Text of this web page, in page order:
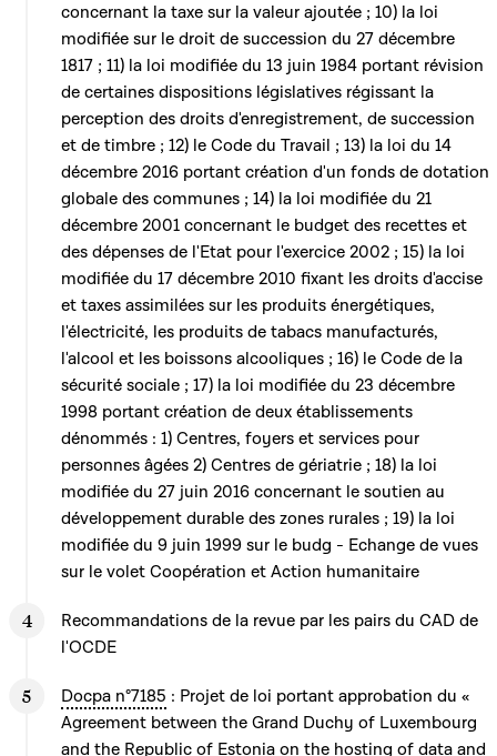
concernant la taxe sur la valeur ajoutée ; 10) la loi
modifiée sur le droit de succession du 27 décembre
1817 ; 11) la loi modifiée du 13 juin 1984 portant révision
de certaines dispositions législatives régissant la
perception des droits d'enregistrement, de succession
et de timbre ; 12) le Code du Travail ; 13) la loi du 14
décembre 2016 portant création d'un fonds de dotation
globale des communes ; 14) la loi modifiée du 21
décembre 2001 concernant le budget des recettes et
des dépenses de l'Etat pour l'exercice 2002 ; 15) la loi
modifiée du 17 décembre 2010 fixant les droits d'accise
et taxes assimilées sur les produits énergétiques,
l'électricité, les produits de tabacs manufacturés,
l'alcool et les boissons alcooliques ; 16) le Code de la
sécurité sociale ; 17) la loi modifiée du 23 décembre
1998 portant création de deux établissements
dénommés : 1) Centres, foyers et services pour
personnes âgées 2) Centres de gériatrie ; 18) la loi
modifiée du 27 juin 2016 concernant le soutien au
développement durable des zones rurales ; 19) la loi
modifiée du 9 juin 1999 sur le budg - Echange de vues
sur le volet Coopération et Action humanitaire
Recommandations de la revue par les pairs du CAD de
l'OCDE
Docpa n°7185 : Projet de loi portant approbation du «
Agreement between the Grand Duchy of Luxembourg
and the Republic of Estonia on the hosting of data and